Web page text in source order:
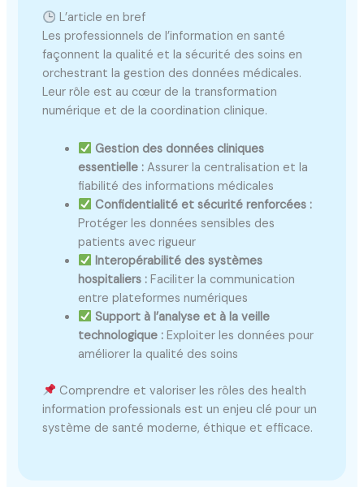
L’article en bref
Les professionnels de l’information en santé
façonnent la qualité et la sécurité des soins en
orchestrant la gestion des données médicales.
Leur rôle est au cœur de la transformation
numérique et de la coordination clinique.
Gestion des données cliniques
essentielle : Assurer la centralisation et la
fiabilité des informations médicales
Confidentialité et sécurité renforcées :
Protéger les données sensibles des
patients avec rigueur
Interopérabilité des systèmes
hospitaliers : Faciliter la communication
entre plateformes numériques
Support à l’analyse et à la veille
technologique : Exploiter les données pour
améliorer la qualité des soins
Comprendre et valoriser les rôles des health
information professionals est un enjeu clé pour un
système de santé moderne, éthique et efficace.